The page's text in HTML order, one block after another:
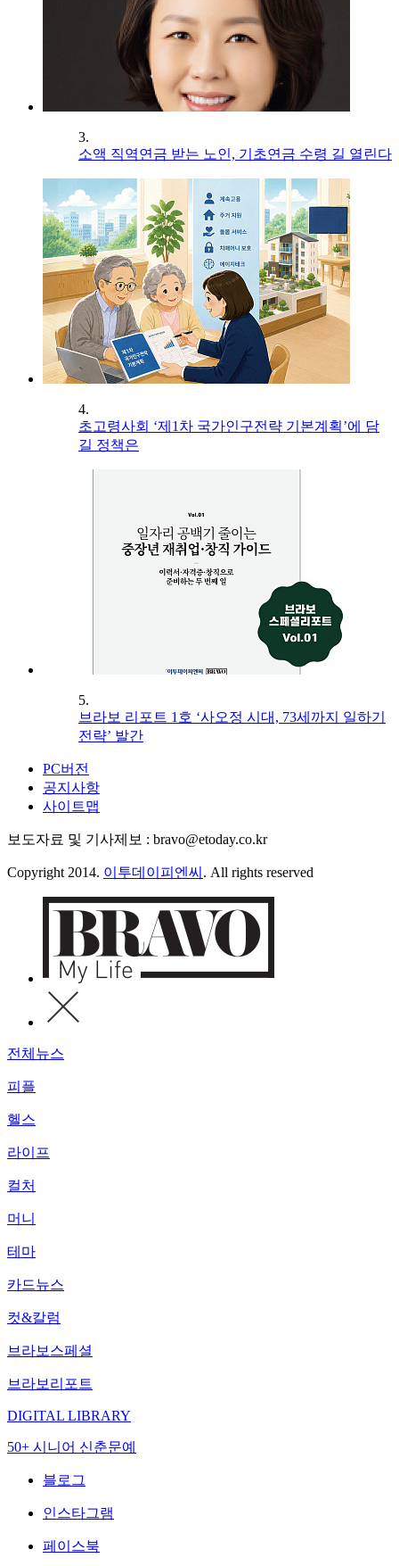
3.
소액 직역연금 받는 노인, 기초연금 수령 길 열린다
4.
초고령사회 ‘제1차 국가인구전략 기본계획’에 담
길 정책은
5.
브라보 리포트 1호 ‘사오정 시대, 73세까지 일하기
전략’ 발간
PC버전
공지사항
사이트맵
보도자료 및 기사제보 : bravo@etoday.co.kr
Copyright 2014. 이투데이피엔씨 . All rights reserved
전체뉴스
피플
헬스
라이프
컬처
머니
테마
카드뉴스
컷&칼럼
브라보스페셜
브라보리포트
DIGITAL LIBRARY
50+ 시니어 신춘문예
블로그
인스타그램
페이스북